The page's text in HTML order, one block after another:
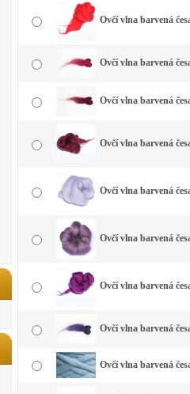
Ovčí vlna barvená
Ovčí vlna barvená
Ovčí vlna barvená
Ovčí vlna barvená
Ovčí vlna barvená
Ovčí vlna barvená
Ovčí vlna barvená
Ovčí vlna barvená
Ovčí vlna barvená